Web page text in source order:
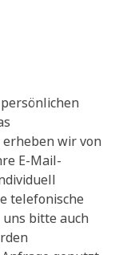
wir von
E-Mail-
telefonische
bitte auch